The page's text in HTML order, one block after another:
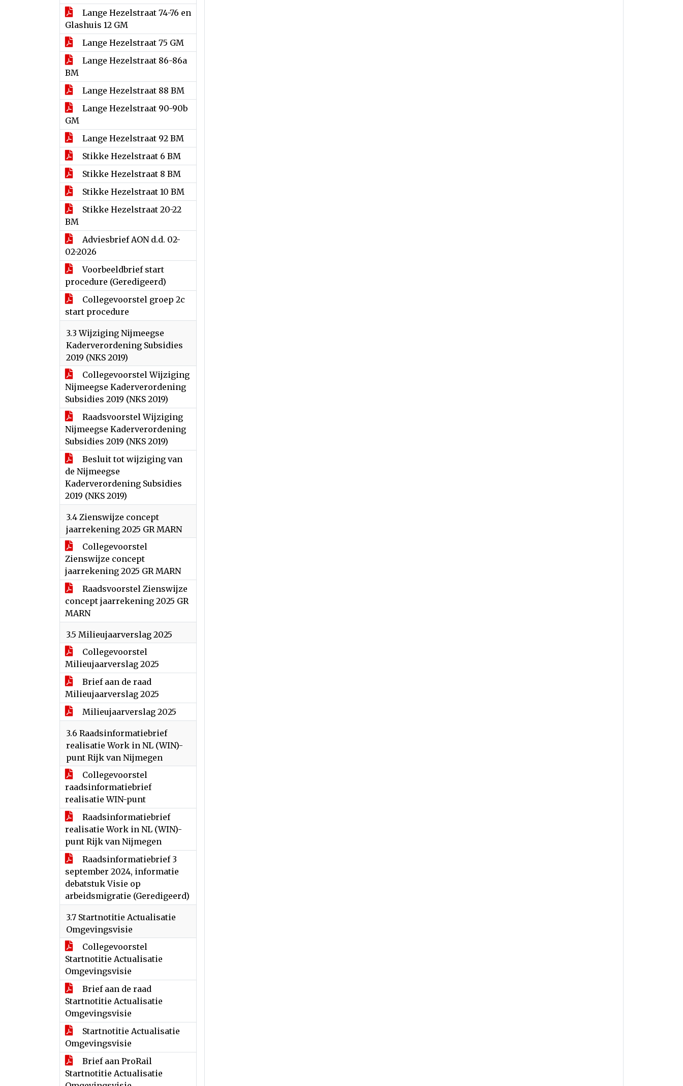
Lange Hezelstraat 74-76 en
Glashuis 12 GM
Lange Hezelstraat 75 GM
Lange Hezelstraat 86-86a
BM
Lange Hezelstraat 88 BM
Lange Hezelstraat 90-90b
GM
Lange Hezelstraat 92 BM
Stikke Hezelstraat 6 BM
Stikke Hezelstraat 8 BM
Stikke Hezelstraat 10 BM
Stikke Hezelstraat 20-22
BM
Adviesbrief AON d.d. 02-
02-2026
Voorbeeldbrief start
procedure (Geredigeerd)
Collegevoorstel groep 2c
start procedure
3.3 Wijziging Nijmeegse
Kaderverordening Subsidies
2019 (NKS 2019)
Collegevoorstel Wijziging
Nijmeegse Kaderverordening
Subsidies 2019 (NKS 2019)
Raadsvoorstel Wijziging
Nijmeegse Kaderverordening
Subsidies 2019 (NKS 2019)
Besluit tot wijziging van
de Nijmeegse
Kaderverordening Subsidies
2019 (NKS 2019)
3.4 Zienswijze concept
jaarrekening 2025 GR MARN
Collegevoorstel
Zienswijze concept
jaarrekening 2025 GR MARN
Raadsvoorstel Zienswijze
concept jaarrekening 2025 GR
MARN
3.5 Milieujaarverslag 2025
Collegevoorstel
Milieujaarverslag 2025
Brief aan de raad
Milieujaarverslag 2025
Milieujaarverslag 2025
3.6 Raadsinformatiebrief
realisatie Work in NL (WIN)-
punt Rijk van Nijmegen
Collegevoorstel
raadsinformatiebrief
realisatie WIN-punt
Raadsinformatiebrief
realisatie Work in NL (WIN)-
punt Rijk van Nijmegen
Raadsinformatiebrief 3
september 2024, informatie
debatstuk Visie op
arbeidsmigratie (Geredigeerd)
3.7 Startnotitie Actualisatie
Omgevingsvisie
Collegevoorstel
Startnotitie Actualisatie
Omgevingsvisie
Brief aan de raad
Startnotitie Actualisatie
Omgevingsvisie
Startnotitie Actualisatie
Omgevingsvisie
Brief aan ProRail
Startnotitie Actualisatie